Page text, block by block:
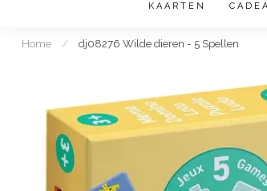
KAARTEN
Home / dj08276 Wilde dieren - 5 Spellen